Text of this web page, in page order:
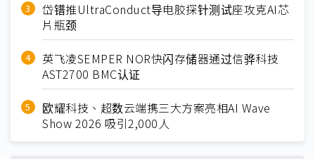
岱镨推UltraConduct导电胶探针测试座攻克AI芯
片瓶颈
英飞凌SEMPER NOR快闪存储器通过信骅科技
AST2700 BMC认证
欧耀科技、超数云端携三大方案亮相AI Wave
Show 2026 吸引2,000人